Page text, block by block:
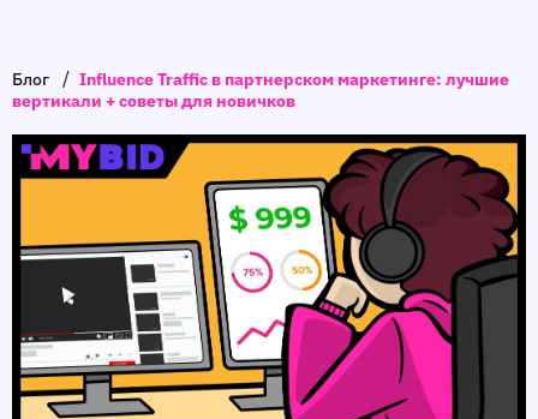
Блог / Influence Traffic в партнерском маркетинге: лучшие
вертикали + советы для новичков